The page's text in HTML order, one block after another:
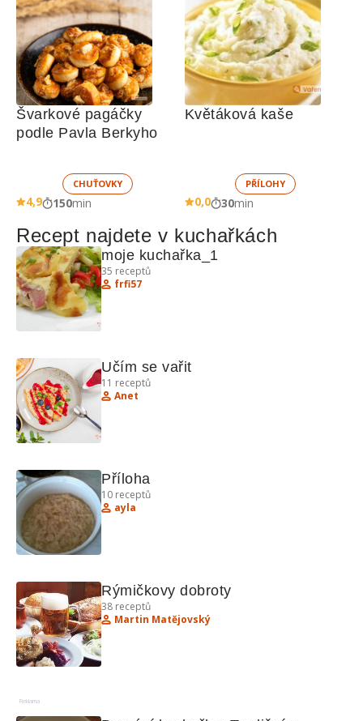
Švarkové pagáčky
podle Pavla Berkyho
CHUŤOVKY
4,9 150min
Květáková kaše
PŘÍLOHY
0,0 30min
Recept najdete v kuchařkách
moje kuchařka_1
35 receptů
frfi57
Učím se vařit
11 receptů
Anet
Příloha
10 receptů
ayla
Rýmičkovy dobroty
38 receptů
Martin Matějovský
Reklama